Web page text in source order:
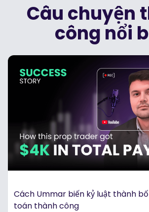
Câu chuyện
công nổi
Cách Ummar biến kỷ luật thành
toán thành công